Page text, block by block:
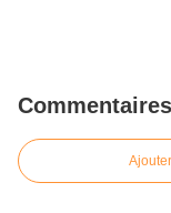
Commentaires